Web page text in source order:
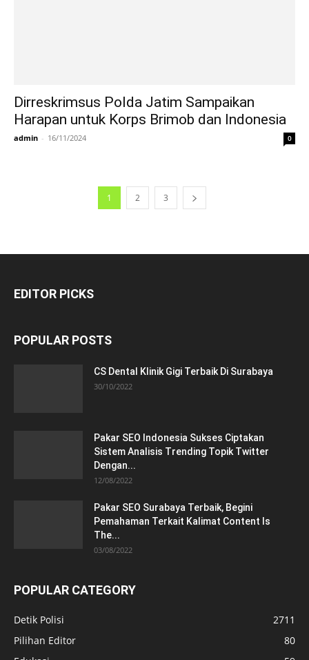
Dirreskrimsus Polda Jatim Sampaikan
Harapan untuk Korps Brimob dan Indonesia
admin - 16/11/2024 0
1 2 3
EDITOR PICKS
POPULAR POSTS
CS Dental Klinik Gigi Terbaik Di Surabaya
30/10/2022
Pakar SEO Indonesia Sukses Ciptakan
Sistem Analisis Trending Topik Twitter
Dengan...
12/08/2022
Pakar SEO Surabaya Terbaik, Begini
Pemahaman Terkait Kalimat Content Is
The...
03/08/2022
POPULAR CATEGORY
Detik Polisi
2711
Pilihan Editor
80